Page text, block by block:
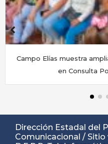
Gobernación de Mérida
Dirección Estadal del
Comunicacional /